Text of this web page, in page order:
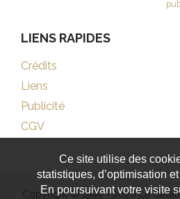
LIENS RAPIDES
Crédits
Liens
Publicité
CGV
Copyright © 1999 - 2026 Le
Ce site utilise des
statistiques, d’optimisation
En poursuivant votre visite